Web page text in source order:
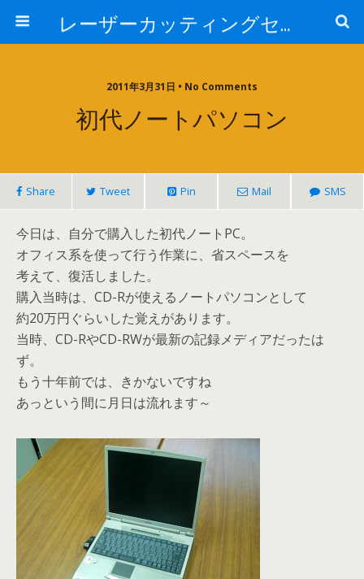
レーザーカッティングセンター 株式会社 中本鉄工所
2011年3月31日 • No Comments
初代ノートパソコン
Share Tweet Pin Mail SMS
今日は、自分で購入した初代ノートPC。
オフィス系を使って行う作業に、省スペースを
考えて、復活しました。
購入当時は、CD-Rが使えるノートパソコンとして
約20万円ぐらいした覚えがあります。
当時、CD-RやCD-RWが最新の記録メディアだったは
ず。
もう十年前では、きかないですね
あっという間に月日は流れます～